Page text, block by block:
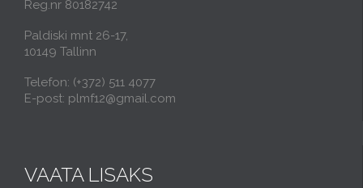
Reg.nr 80182742
Paldiski mnt 26-17,
10149 Tallinn
Telefon: (+372) 511 4077
E-post: plmf12@gmail.com
VAATA LISAKS